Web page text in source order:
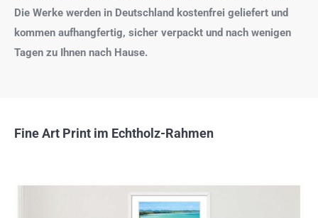
Die Werke werden in Deutschland kostenfrei geliefert und
kommen aufhangfertig, sicher verpackt und nach wenigen
Tagen zu Ihnen nach Hause.
Fine Art Print im Echtholz-Rahmen